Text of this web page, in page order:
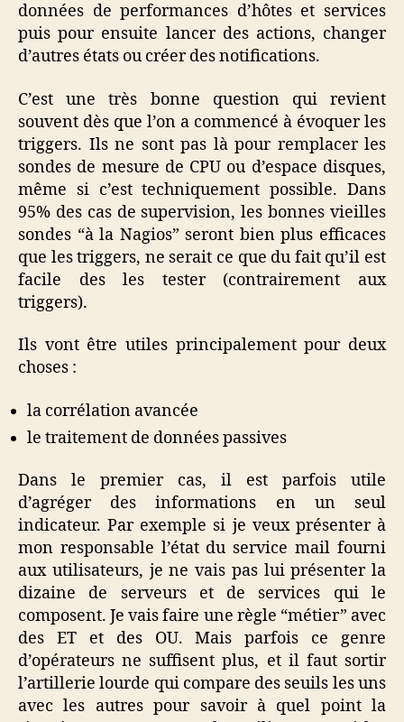
données de performances d’hôtes et services
puis pour ensuite lancer des actions, changer
d’autres états ou créer des notifications.
C’est une très bonne question qui revient
souvent dès que l’on a commencé à évoquer les
triggers. Ils ne sont pas là pour remplacer les
sondes de mesure de CPU ou d’espace disques,
même si c’est techniquement possible. Dans
95% des cas de supervision, les bonnes vieilles
sondes “à la Nagios” seront bien plus efficaces
que les triggers, ne serait ce que du fait qu’il est
facile des les tester (contrairement aux
triggers).
Ils vont être utiles principalement pour deux
choses :
la corrélation avancée
le traitement de données passives
Dans le premier cas, il est parfois utile
d’agréger des informations en un seul
indicateur. Par exemple si je veux présenter à
mon responsable l’état du service mail fourni
aux utilisateurs, je ne vais pas lui présenter la
dizaine de serveurs et de services qui le
composent. Je vais faire une règle “métier” avec
des ET et des OU. Mais parfois ce genre
d’opérateurs ne suffisent plus, et il faut sortir
l’artillerie lourde qui compare des seuils les uns
avec les autres pour savoir à quel point la